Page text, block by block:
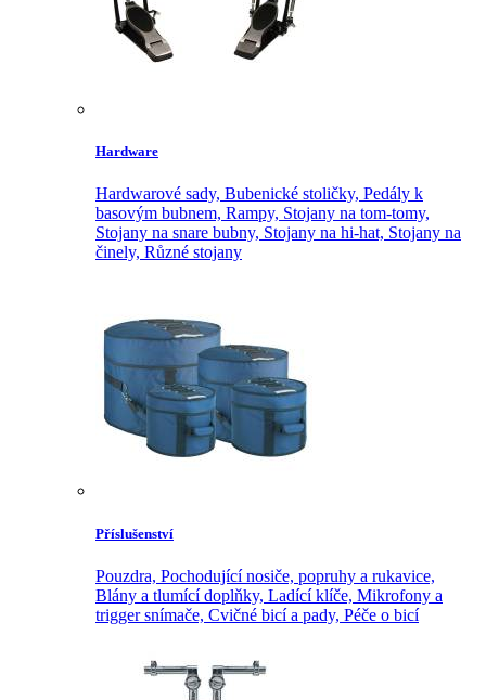
Hardware
Hardwarové sady, Bubenické stoličky, Pedály k
basovým bubnem, Rampy, Stojany na tom-tomy,
Stojany na snare bubny, Stojany na hi-hat, Stojany na
činely, Různé stojany
Příslušenství
Pouzdra, Pochodující nosiče, popruhy a rukavice,
Blány a tlumící doplňky, Ladící klíče, Mikrofony a
trigger snímače, Cvičné bicí a pady, Péče o bicí